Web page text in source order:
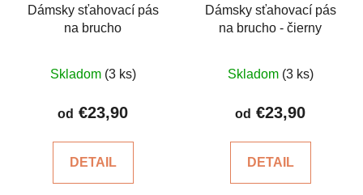
Dámsky sťahovací pás
na brucho
hodnotenie
produktu
z
Skladom (3 ks)
od €23,90
DETAIL
Dámsky sťahovací pás
na brucho - čierny
hodnotenie
produktu
z
Skladom (3 ks)
od €23,90
DETAIL